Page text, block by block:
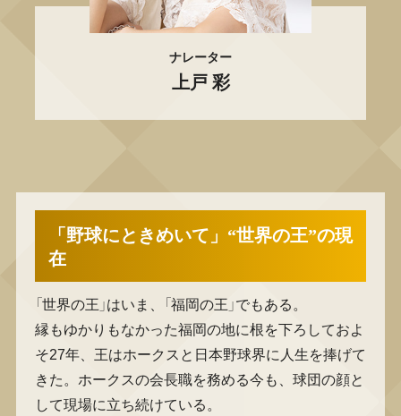
ナレーター
上戸 彩
「野球にときめいて」“世界の王”の現
在
「世界の王」はいま、「福岡の王」でもある。
縁もゆかりもなかった福岡の地に根を下ろしておよ
そ27年、王はホークスと日本野球界に人生を捧げて
きた。ホークスの会長職を務める今も、球団の顔と
して現場に立ち続けている。